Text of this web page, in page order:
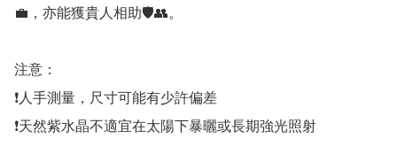
💼，亦能獲貴人相助🛡👥。
注意：
❗人手測量，尺寸可能有少許偏差
❗天然紫水晶不適宜在太陽下暴曬或長期強光照射